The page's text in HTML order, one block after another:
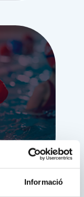
Informació